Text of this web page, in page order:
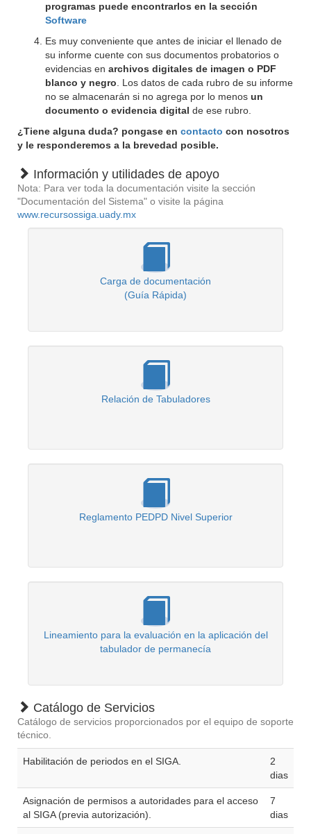
programas puede encontrarlos en la sección
Software
Es muy conveniente que antes de iniciar el llenado de
su informe cuente con sus documentos probatorios o
evidencias en archivos digitales de imagen o PDF
blanco y negro . Los datos de cada rubro de su informe
no se almacenarán si no agrega por lo menos un
documento o evidencia digital de ese rubro.
¿Tiene alguna duda? pongase en contacto con nosotros
y le responderemos a la brevedad posible.
Información y utilidades de apoyo
Nota: Para ver toda la documentación visite la sección
"Documentación del Sistema" o visite la página
www.recursossiga.uady.mx
Carga de documentación
(Guía Rápida)
Relación de Tabuladores
Reglamento PEDPD Nivel Superior
Lineamiento para la evaluación en la aplicación del
tabulador de permanecía
Catálogo de Servicios
Catálogo de servicios proporcionados por el equipo de soporte
técnico.
Habilitación de periodos en el SIGA.
2
dias
Asignación de permisos a autoridades para el acceso
al SIGA (previa autorización).
7
dias